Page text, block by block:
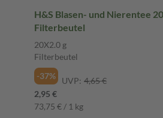
H&S Blasen- und Nierentee
Filterbeutel
20X2.0 g
Filterbeutel
-37%
UVP: 4,65 €
2,95 €
73,75 € / 1 kg